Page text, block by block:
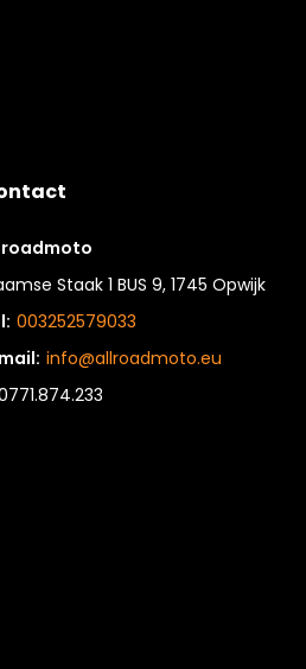
Staak 1 BUS 9, 1745 Opwijk
003252579033
info@allroadmoto.eu